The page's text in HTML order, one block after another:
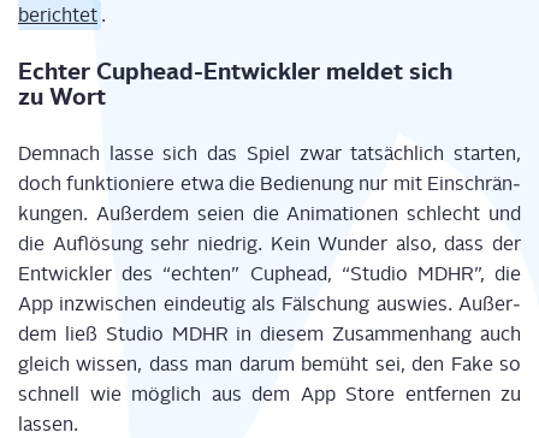
berich­tet .
Ech­ter Cup­head-Ent­wick­ler mel­det sich
zu Wort
Dem­nach las­se sich das Spiel zwar tat­säch­lich star­ten,
doch funk­tio­nie­re etwa die Bedie­nung nur mit Ein­schrän­
kun­gen. Außer­dem sei­en die Ani­ma­tio­nen schlecht und
die Auf­lö­sung sehr nied­rig. Kein Wun­der also, dass der
Ent­wick­ler des “ech­ten” Cup­head, “Stu­dio MDHR”, die
App inzwi­schen ein­deu­tig als Fäl­schung aus­wies. Außer­
dem ließ Stu­dio MDHR in die­sem Zusam­men­hang auch
gleich wis­sen, dass man dar­um bemüht sei, den Fake so
schnell wie mög­lich aus dem App Store ent­fer­nen zu
lassen.